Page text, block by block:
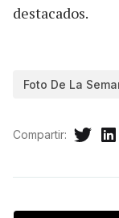
destacados.
Foto De La
Compartir: